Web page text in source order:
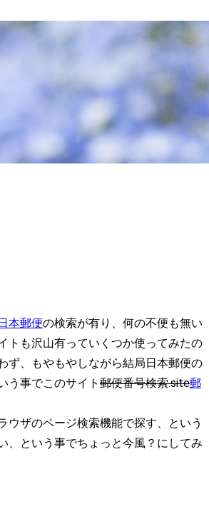
本郵便の検索が有り、何の不便も無い
トも沢山有っていくつか使ってみたの
ず、もやもやしながら結局日本郵便の
う事でこのサイト 郵便番号検索.site郵
ザのページ検索機能で探す、という
、という事でちょっと今風？にしてみ